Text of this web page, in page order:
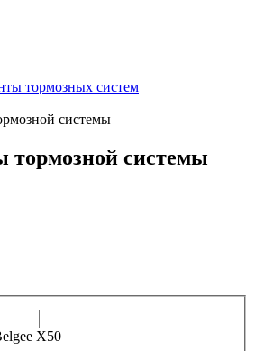
тормозных систем
системы
тормозной системы
X50